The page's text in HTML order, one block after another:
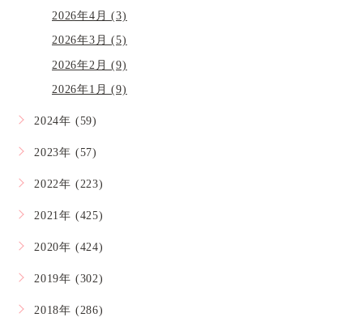
2026年4月 (3)
2026年3月 (5)
2026年2月 (9)
2026年1月 (9)
2024年 (59)
2023年 (57)
2022年 (223)
2021年 (425)
2020年 (424)
2019年 (302)
2018年 (286)